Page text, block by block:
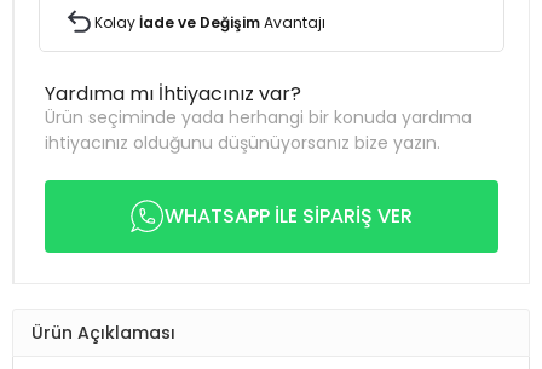
Kolayİade ve DeğişimAvantajı
Yardıma mı İhtiyacınız var?
Ürün seçiminde yada herhangi bir konuda yardıma
ihtiyacınız olduğunu düşünüyorsanız bize yazın.
WHATSAPP İLE SİPARİŞ VER
Ürün Açıklaması